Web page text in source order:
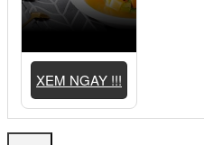
XEM NGAY !!!